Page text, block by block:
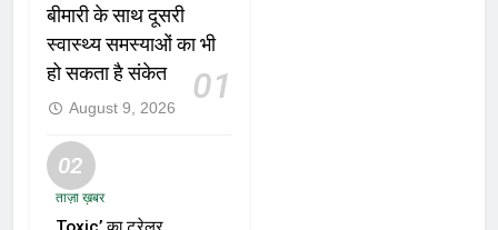
बीमारी के साथ दूसरी
स्वास्थ्य समस्याओं का भी
हो सकता है संकेत
01
August 9, 2026
02
ताज़ा ख़बर